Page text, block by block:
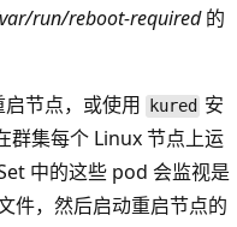
run/reboot-required的
节点，或使用
kured 安
群集每个 Linux 节点上运
中的这些 pod 会监视是
，然后启动重启节点的